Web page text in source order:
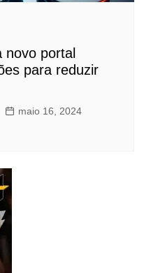
novo portal
para reduzir
maio 16, 2024